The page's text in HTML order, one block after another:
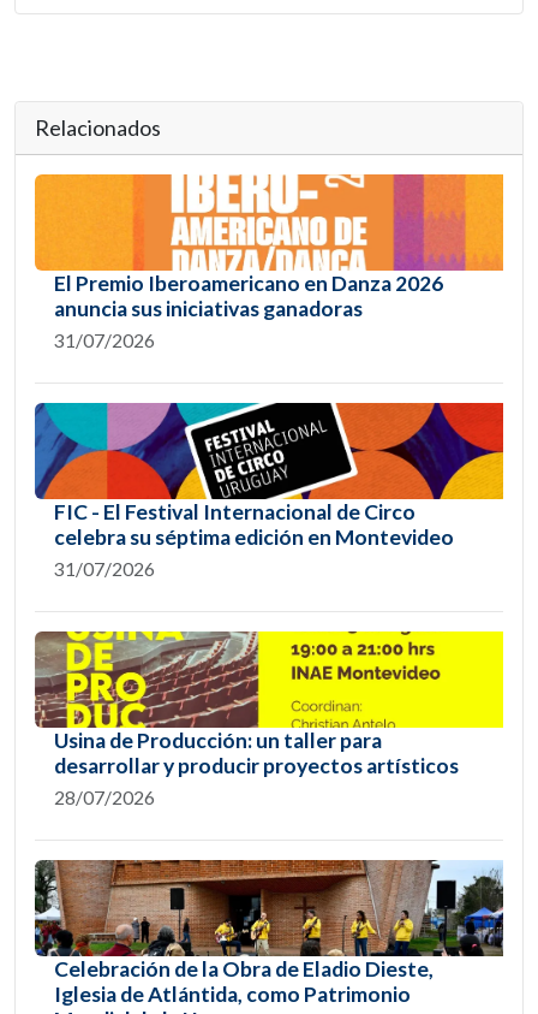
Relacionados
El Premio Iberoamericano en Danza 2026
anuncia sus iniciativas ganadoras
31/07/2026
FIC - El Festival Internacional de Circo
celebra su séptima edición en Montevideo
31/07/2026
Usina de Producción: un taller para
desarrollar y producir proyectos artísticos
28/07/2026
Celebración de la Obra de Eladio Dieste,
Iglesia de Atlántida, como Patrimonio